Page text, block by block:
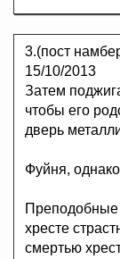
3.(пост
15/10/2013
Затем
чтобы его
дверь
Фуйня,
Преподобные
хресте
смертью